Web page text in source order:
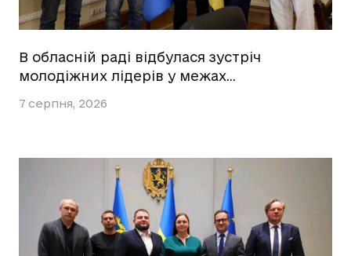
В обласній раді відбулася зустріч
молодіжних лідерів у межах…
7 серпня, 2026